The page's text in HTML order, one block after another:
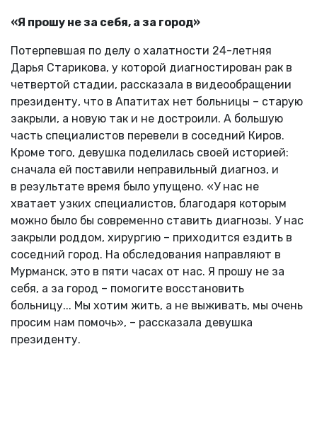
«Я прошу не за себя, а за город»
Потерпевшая по делу о халатности 24-летняя
Дарья Старикова, у которой диагностирован рак в
четвертой стадии, рассказала в видеообращении
президенту, что в Апатитах нет больницы – старую
закрыли, а новую так и не достроили. А большую
часть специалистов перевели в соседний Киров.
Кроме того, девушка поделилась своей историей:
сначала ей поставили неправильный диагноз, и
в результате время было упущено. «У нас не
хватает узких специалистов, благодаря которым
можно было бы современно ставить диагнозы. У нас
закрыли роддом, хирургию – приходится ездить в
соседний город. На обследования направляют в
Мурманск, это в пяти часах от нас. Я прошу не за
себя, а за город – помогите восстановить
больницу... Мы хотим жить, а не выживать, мы очень
просим нам помочь», – рассказала девушка
президенту.